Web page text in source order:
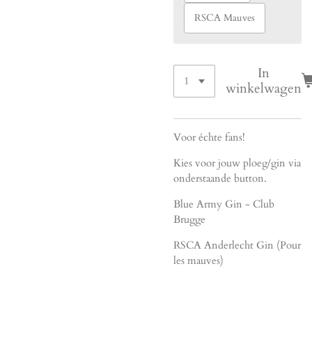
RSCA Mauves
In
winkelwagen
Voor échte fans!
Kies voor jouw ploeg/gin via
onderstaande button.
Blue Army Gin - Club
Brugge
RSCA Anderlecht Gin (Pour
les mauves)